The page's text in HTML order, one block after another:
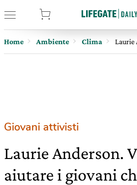
Home Ambiente Clima Laurie
Giovani attivisti
Laurie Anderson.
aiutare i giovani